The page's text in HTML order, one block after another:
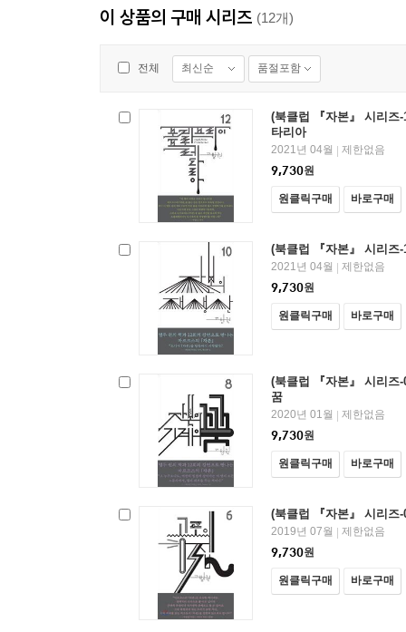
이 상품의 구매 시리즈 (12개)
전체 최신순 품절포함
(북클럽 『자본』 시리즈
타리아
2021년 04월 | 제한없음
9,730원
원클릭구매 바로구매
(북클럽 『자본』 시리즈
2021년 04월 | 제한없음
9,730원
원클릭구매 바로구매
(북클럽 『자본』 시리즈
꿈
2020년 01월 | 제한없음
9,730원
원클릭구매 바로구매
(북클럽 『자본』 시리즈
2019년 07월 | 제한없음
9,730원
원클릭구매 바로구매